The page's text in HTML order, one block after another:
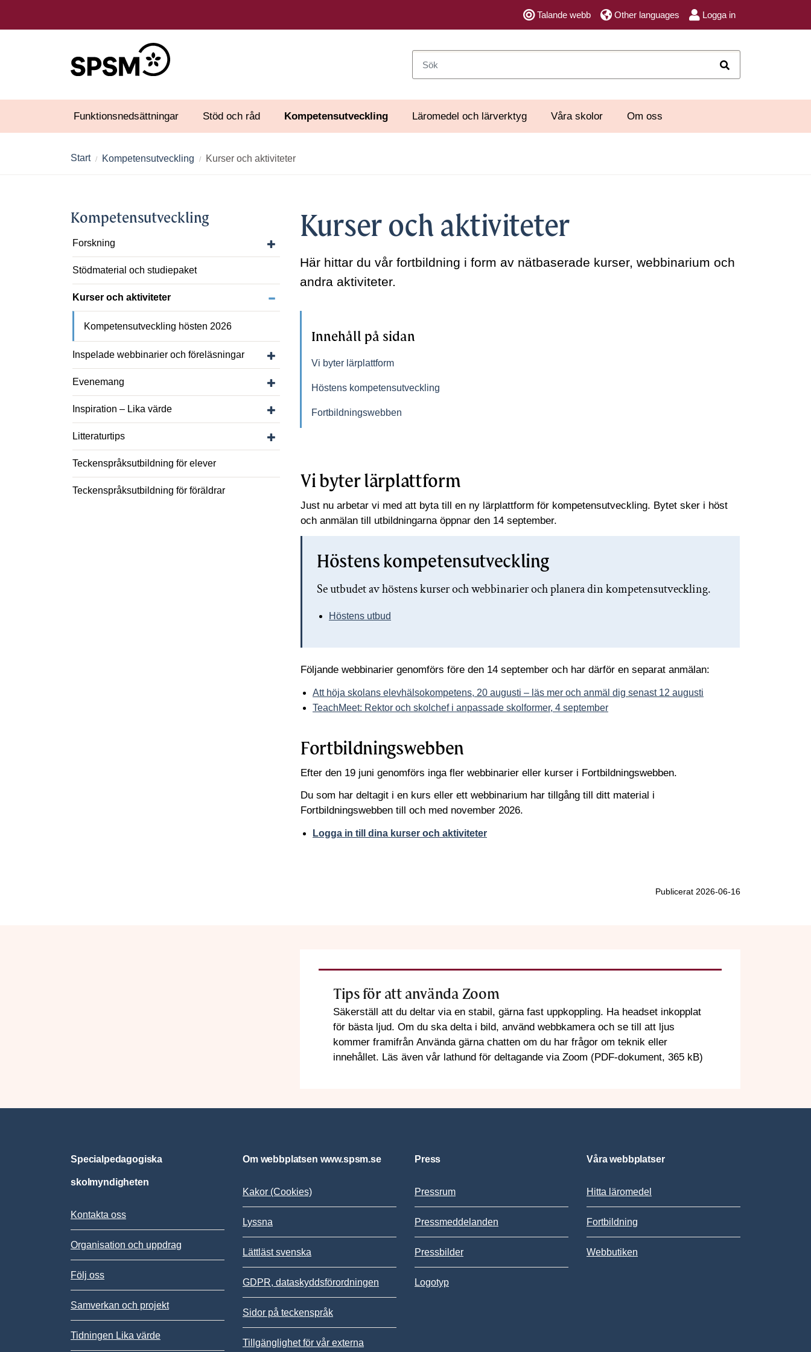
Talande webb Other languages Logga in
Funktionsnedsättningar Stöd och råd Kompetensutveckling Läromedel och lärverktyg Våra skolor Om oss
Start Kompetensutveckling Kurser och aktiviteter
Kompetensutveckling
Forskning
Visa/dölj undersidor till Forskning
Stödmaterial och studiepaket
Kurser och aktiviteter
Kompetensutveckling hösten 2026
Inspelade webbinarier och föreläsningar
Evenemang
Inspiration – Lika värde
Litteraturtips
Visa/dölj undersidor till Litteraturtips
Teckenspråks­utbildning för elever
Teckenspråks­utbildning för föräldrar
Kurser och aktiviteter
Här hittar du vår fortbildning i form av nätbaserade kurser, webbinarium och
andra aktiviteter.
Innehåll på sidan
Vi byter lärplattform
Höstens kompetensutveckling
Fortbildningswebben
Vi byter lärplattform
Just nu arbetar vi med att byta till en ny lärplattform för kompetensutveckling. Bytet sker i höst
och anmälan till utbildningarna öppnar den 14 september.
Höstens kompetensutveckling
Se utbudet av höstens kurser och webbinarier och planera din kompetensutveckling.
Höstens utbud
Följande webbinarier genomförs före den 14 september och har därför en separat anmälan:
Att höja skolans elevhälsokompetens, 20 augusti – läs mer och anmäl dig senast 12 augusti
TeachMeet: Rektor och skolchef i anpassade skolformer, 4 september
Fortbildningswebben
Efter den 19 juni genomförs inga fler webbinarier eller kurser i Fortbildningswebben.
Du som har deltagit i en kurs eller ett webbinarium har tillgång till ditt material i
Fortbildningswebben till och med november 2026.
Logga in till dina kurser och aktiviteter
Publicerat 2026-06-16
Tips för att använda Zoom
Säkerställ att du deltar via en stabil, gärna fast uppkoppling. Ha headset inkopplat
för bästa ljud. Om du ska delta i bild, använd webbkamera och se till att ljus
kommer framifrån Använda gärna chatten om du har frågor om teknik eller
innehållet. Läs även vår lathund för deltagande via Zoom (PDF-dokument, 365 kB)
Specialpedagogiska
skolmyndigheten
Kontakta oss
Organisation och uppdrag
Följ oss
Samverkan och projekt
Tidningen Lika värde
Om webbplatsen www.spsm.se
Kakor (Cookies)
Lyssna
Lättläst svenska
GDPR, dataskyddsförordningen
Sidor på teckenspråk
Tillgänglighet för vår externa
Press
Pressrum
Pressmeddelanden
Pressbilder
Logotyp
Våra webbplatser
Hitta läromedel
Fortbildning
Webbutiken